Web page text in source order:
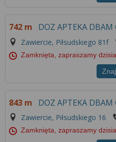
742 m DOZ APTEKA DBAM
Zawiercie, Piłsudskiego 81f
Zamknięta, zapraszamy
843 m DOZ APTEKA DBAM
Zawiercie, Piłsudskiego 16
Zamknięta, zapraszamy